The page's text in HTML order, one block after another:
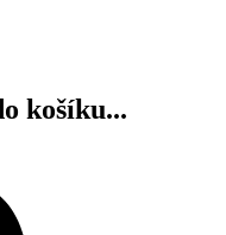
košíku...